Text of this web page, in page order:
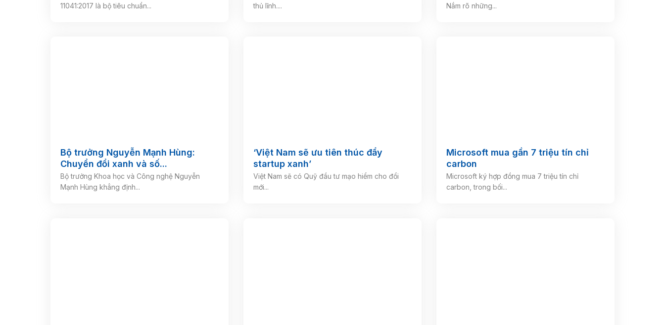
11041:2017 là bộ tiêu chuẩn...
thủ lĩnh....
Nắm rõ những...
Bộ trưởng Nguyễn Mạnh Hùng:
Chuyển đổi xanh và số...
Bộ trưởng Khoa học và Công nghệ Nguyễn
Mạnh Hùng khẳng định...
‘Việt Nam sẽ ưu tiên thúc đẩy
startup xanh’
Việt Nam sẽ có Quỹ đầu tư mạo hiểm cho đổi
mới...
Microsoft mua gần 7 triệu tín chỉ
carbon
Microsoft ký hợp đồng mua 7 triệu tín chỉ
carbon, trong bối...